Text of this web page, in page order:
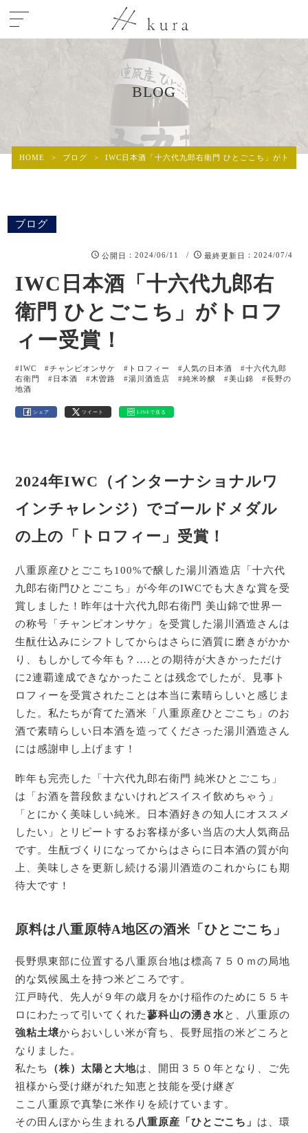
BLOG
HOME > ブログ > IWC日本酒「十六代九郎右衛門 ひとごこち」がトロ
ブログ
公開日 ：2024/06/11 / 最終更新日 ：2024/07/4
IWC日本酒「十六代九郎右
衛門 ひとごこち」がトロフ
ィー受賞！
#IWC #チャンピオンサケ #トロフィー #人気の日本酒
#十六代九郎
右衛門
#日本酒 #木曽路 #湯川酒造店 #純米吟醸 #美山錦
#長野の
地酒
シェア ツイート LINEで送る
2024年IWC（インターナショナルワ
インチャレンジ）でゴールドメダル
の上の「トロフィー」受賞！
八重原産ひとごこち100%で醸した湯川酒造店「十六代
九郎右衛門ひとごこち」が今年のIWCでも大きな賞を受
賞しました！昨年は十六代九郎右衛門 美山錦で世界一
の称号「チャンピオンサケ」を受賞した湯川酒造さんは
生酛仕込みにシフトしてからはさらに酒質に磨きがかか
り、もしかして今年も？….との期待が大きかっただけ
に2連覇達成できなかったことは残念でしたが、見事ト
ロフィーを受賞されたことは本当に素晴らしいと感じま
した。私たちが育てた酒米「八重原産ひとごこち」のお
酒で素晴らしい日本酒を造ってくださった湯川酒造さん
には感謝申し上げます！
昨年も完売した「十六代九郎右衛門 純米ひとごこち」
は「お酒を普段飲まないけれどスイスイ飲めちゃう」
「とにかく美味しい純米。日本酒好きの知人にオススメ
したい」とリピートするお客様が多い当店の大人気商品
です。生酛づくりになってからはさらに日本酒の質が向
上、美味しさを更新し続ける湯川酒造のこれからにも期
待大です！
原料は八重原特A地区の酒米「ひとごこち」
長野県東部に位置する八重原台地は標高７５０ｍの局地
的な気候風土を持つ米どころです。
江戸時代、先人が９年の歳月をかけ稲作のために５５キ
ロにわたって引いてくれた蓼科山の湧き水と、八重原の
強粘土壌からおいしい米が育ち、長野屈指の米どころと
なりました。
私たち
（株）太陽と大地は、開田３５０年となり、ご先
祖様から受け継がれた知恵と技能を受け継ぎ
ここ八重原で真摯に米作りを続けています。
その田んぼから生まれる 八重原産「ひとごこち」 は、環